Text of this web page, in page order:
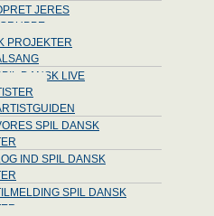
JERES
PROJEKTER
DANSK LIVE
SPIL DANSK
IND SPIL DANSK
SPIL DANSK